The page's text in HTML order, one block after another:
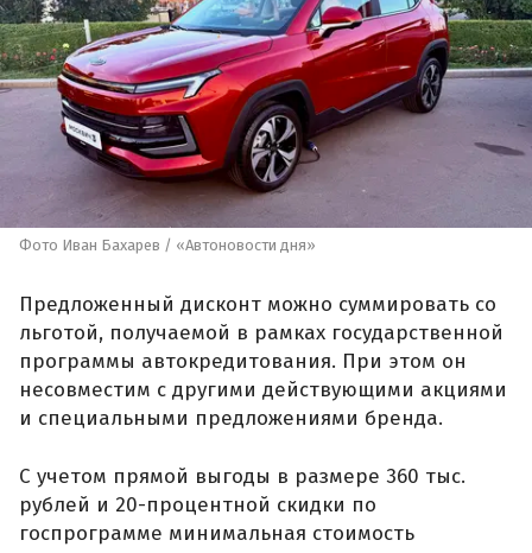
Фото Иван Бахарев / «Автоновости дня»
Предложенный дисконт можно суммировать со
льготой, получаемой в рамках государственной
программы автокредитования. При этом он
несовместим с другими действующими акциями
и специальными предложениями бренда.
С учетом прямой выгоды в размере 360 тыс.
рублей и 20-процентной скидки по
госпрограмме минимальная стоимость